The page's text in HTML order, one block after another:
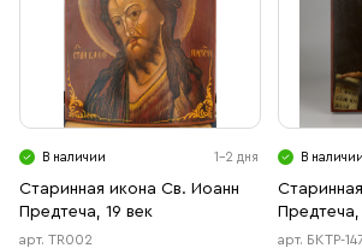
В наличии 1-2 дня
Старинная икона Св. Иоанн
Предтеча, 19 век
арт. TR002
В наличии
Предтеча,
арт. БКТР-